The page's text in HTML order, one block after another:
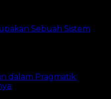
Sebuah Sistem
dalam Pragmatik: